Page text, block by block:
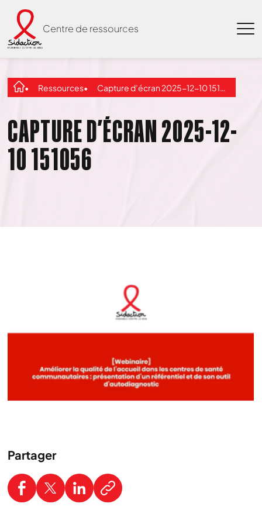
Centre de ressources
Ressources Capture d’écran 2025-12-10 151056
CAPTURE D’ÉCRAN 2025-12-
10 151056
Partager